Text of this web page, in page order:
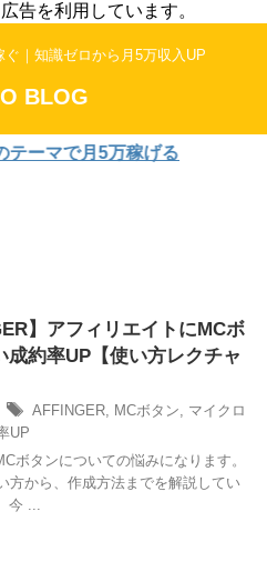
告を利用しています。
｜知識ゼロから月5万収入UP
BLOG
マで月5万稼げる
】アフィリエイトにMCボ
成約率UP【使い方レクチャ
AFFINGER, MCボタン, マイクロ
UP
タンについての悩みになります。
方から、作成方法までを解説してい
今 ...